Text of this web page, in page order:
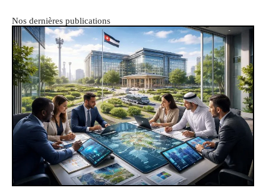
Nos dernières publications